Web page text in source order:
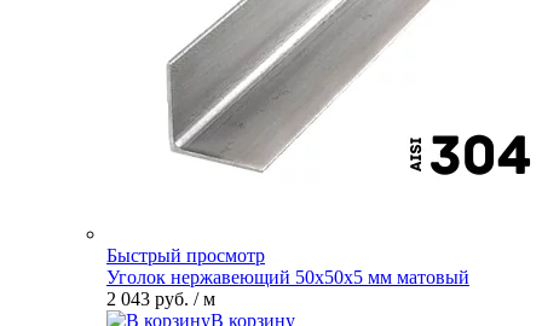
Быстрый просмотр
Уголок нержавеющий 50х50х5 мм матовый
2 043 руб. / м
В корзину